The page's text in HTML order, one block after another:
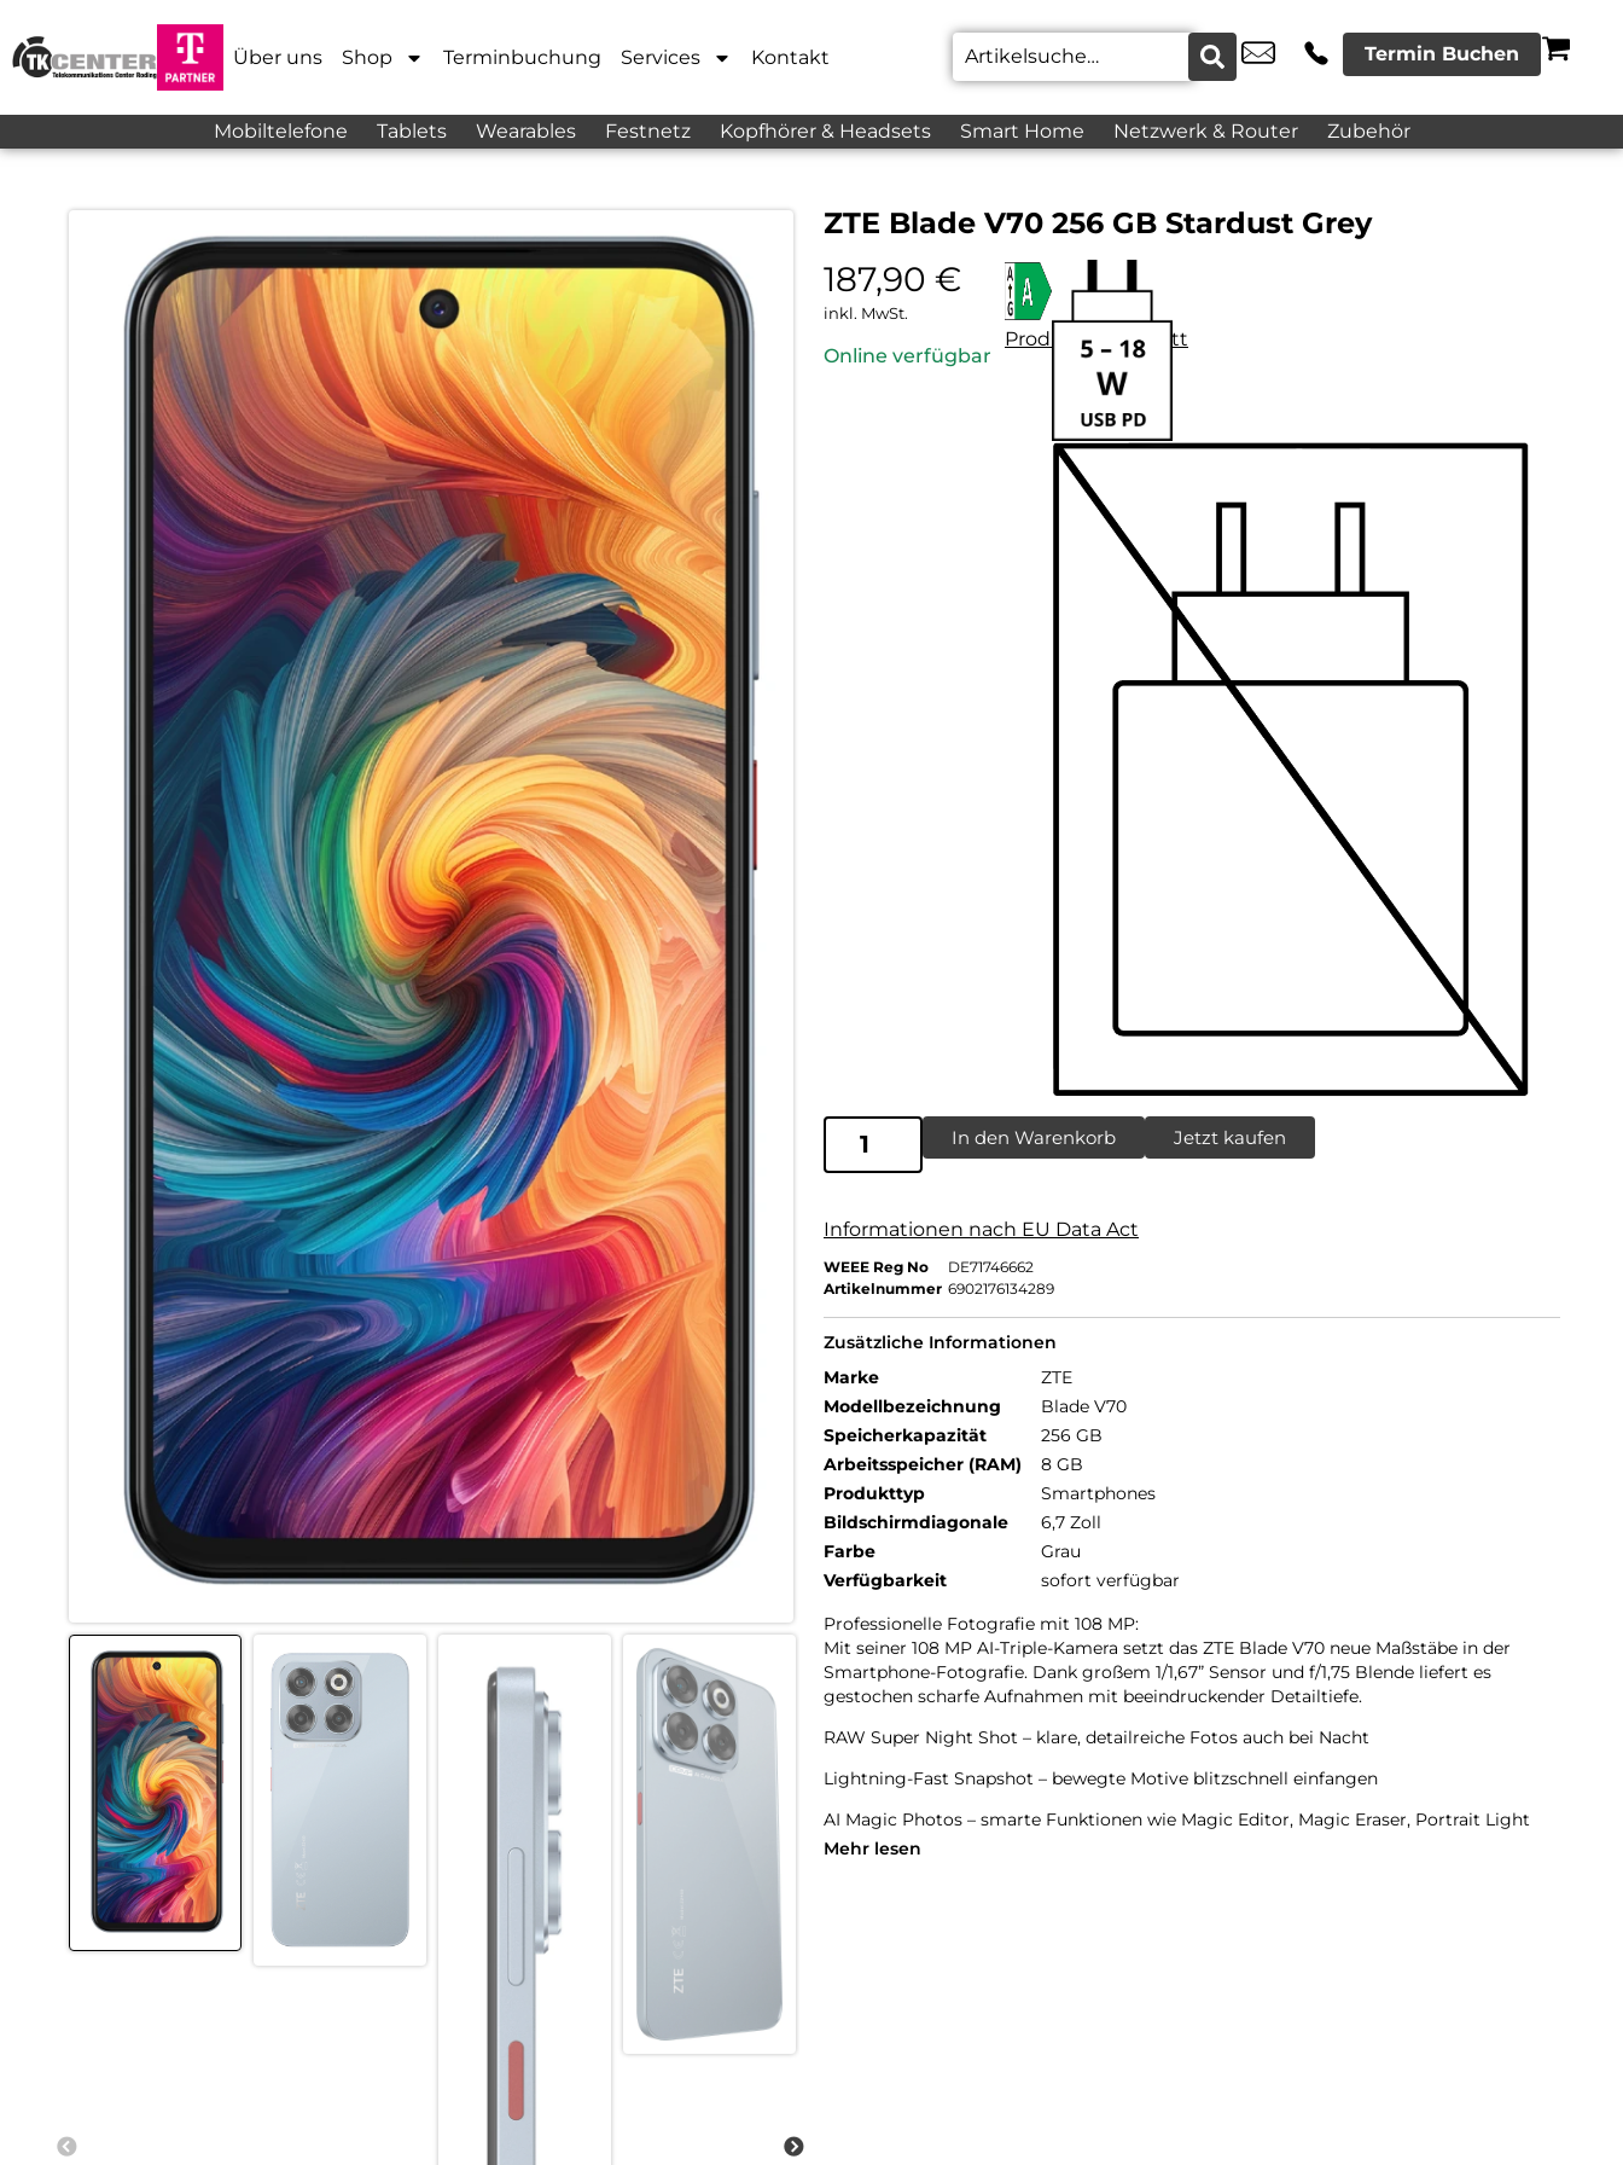
Über uns Shop Terminbuchung Services Kontakt Termin Buchen
Mobiltelefone Tablets Wearables Festnetz Kopfhörer & Headsets Smart Home Netzwerk & Router Zubehör
ZTE Blade V70 256 GB Stardust Grey
187,90 €
inkl. MwSt.
Online verfügbar
Produktdatenblatt
In den Warenkorb Jetzt kaufen
Informationen nach EU Data Act
WEEE Reg No
DE71746662
Artikelnummer 6902176134289
Zusätzliche Informationen
Marke
ZTE
Modellbezeichnung
Blade V70
Speicherkapazität
256 GB
Arbeitsspeicher (RAM)
8 GB
Produkttyp
Smartphones
Bildschirmdiagonale
6,7 Zoll
Farbe
Grau
Verfügbarkeit
sofort verfügbar
Professionelle Fotografie mit 108 MP:
Mit seiner 108 MP AI-Triple-Kamera setzt das ZTE Blade V70 neue Maßstäbe in der
Smartphone-Fotografie. Dank großem 1/1,67” Sensor und f/1,75 Blende liefert es
gestochen scharfe Aufnahmen mit beeindruckender Detailtiefe.
RAW Super Night Shot – klare, detailreiche Fotos auch bei Nacht
Lightning-Fast Snapshot – bewegte Motive blitzschnell einfangen
AI Magic Photos – smarte Funktionen wie Magic Editor, Magic Eraser, Portrait Light
oder Magic Lens (OCR) bringen Kreativität und Ordnung in deine Fotogalerie
Mehr lesen